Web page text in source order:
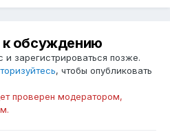
к обсуждению
зарегистрироваться позже.
, чтобы опубликовать
проверен модератором,